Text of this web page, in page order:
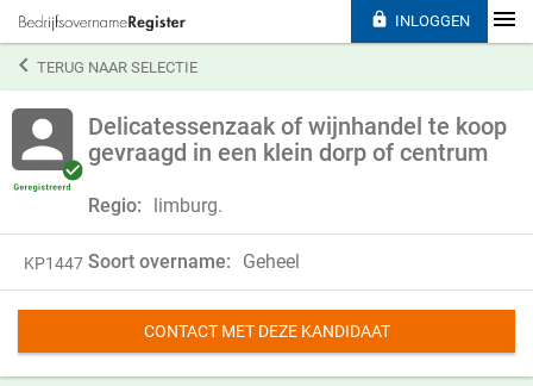
TERUG NAAR SELECTIE
Delicatessenzaak of wijnhandel te koop
gevraagd in een klein dorp of centrum
Regio: limburg.
KP1447 Soort overname: Geheel
CONTACT MET DEZE KANDIDAAT
 INLOGGEN